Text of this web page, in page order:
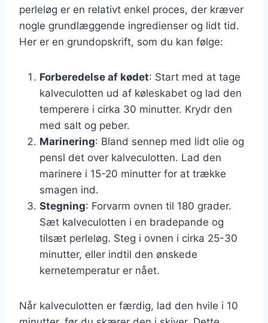
perleløg er en relativt enkel proces, der kræver
nogle grundlæggende ingredienser og lidt tid.
Her er en grundopskrift, som du kan følge:
Forberedelse af kødet: Start med at tage
kalveculotten ud af køleskabet og lad den
temperere i cirka 30 minutter. Krydr den
med salt og peber.
Marinering: Bland sennep med lidt olie og
pensl det over kalveculotten. Lad den
marinere i 15-20 minutter for at trække
smagen ind.
Stegning: Forvarm ovnen til 180 grader.
Sæt kalveculotten i en bradepande og
tilsæt perleløg. Steg i ovnen i cirka 25-30
minutter, eller indtil den ønskede
kernetemperatur er nået.
Når kalveculotten er færdig, lad den hvile i 10